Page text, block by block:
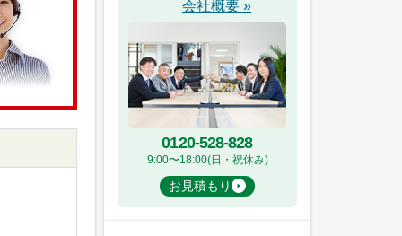
会社概要 »
0120-528-828
9:00〜18:00(日・祝休み)
お見積もり